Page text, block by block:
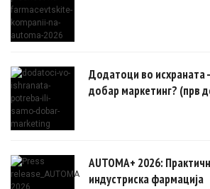
Додатоци во исхраната
добар маркетинг? (прв
AUTOMA+ 2026:
индустриска фармација